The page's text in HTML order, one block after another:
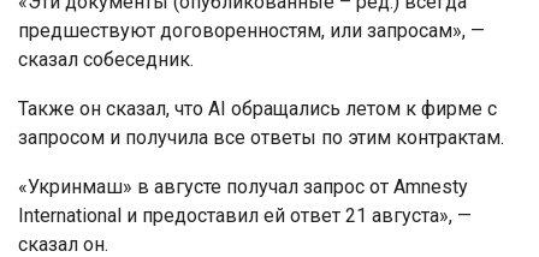
предшествуют договоренностям, или запросам», —
сказал собеседник.
Также он сказал, что AI обращались летом к фирме с
запросом и получила все ответы по этим контрактам.
«Укринмаш» в августе получал запрос от Amnesty
International и предоставил ей ответ 21 августа», —
сказал он.